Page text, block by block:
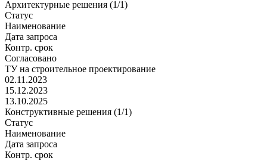
Архитектурные решения (1/1)
Статус
Наименование
Дата запроса
Контр. срок
Согласовано
ТУ на строительное проектирование
02.11.2023
15.12.2023
13.10.2025
Конструктивные решения (1/1)
Статус
Наименование
Дата запроса
Контр. срок